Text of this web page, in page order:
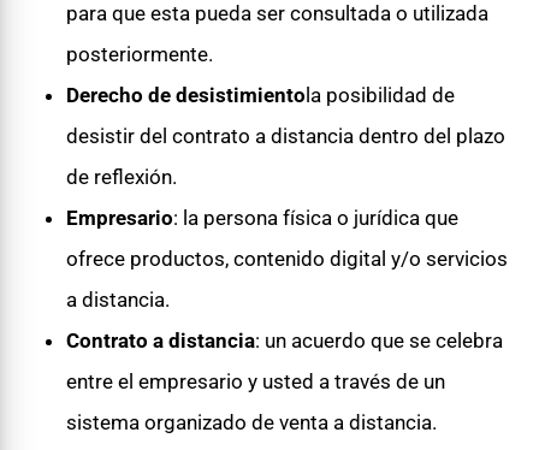
para que esta pueda ser consultada o utilizada
posteriormente.
Derecho de desistimiento la posibilidad de
desistir del contrato a distancia dentro del plazo
de reflexión.
Empresario: la persona física o jurídica que
ofrece productos, contenido digital y/o servicios
a distancia.
Contrato a distancia: un acuerdo que se celebra
entre el empresario y usted a través de un
sistema organizado de venta a distancia.